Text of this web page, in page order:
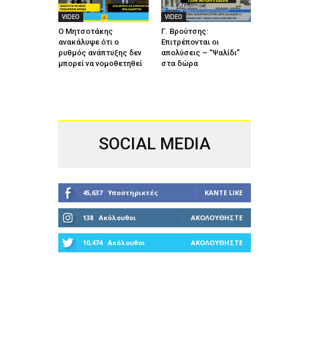
VIDEO
Ο Μητσοτάκης
ανακάλυψε ότι ο
ρυθμός ανάπτυξης δεν
μπορεί να νομοθετηθεί
VIDEO
Γ. Βρούτσης:
Επιτρέπονται οι
απολύσεις – “Ψαλίδι”
στα δώρα
SOCIAL MEDIA
45,637 Υποστηρικτές ΚΆΝΤΕ LIKE
138 Ακόλουθοι ΑΚΟΛΟΥΘΉΣΤΕ
10,474 Ακόλουθοι ΑΚΟΛΟΥΘΉΣΤΕ